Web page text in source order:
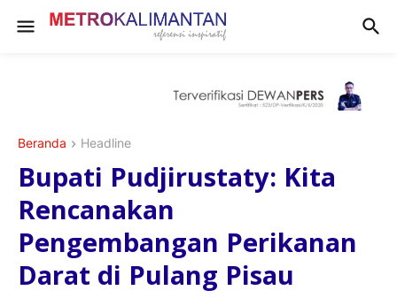
Beranda Headline
Bupati Pudjirustaty: Kita
Rencanakan
Pengembangan Perikanan
Darat di Pulang Pisau